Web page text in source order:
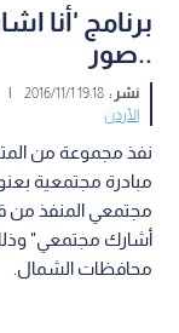
برنامج 'أنا
..صور
نشر :19:18 2016/11/1
|
الأردن
نفذ مجموعة من
مبادرة مجتمعية
مجتمعي المنفذ من
أشارك مجتمعي"
محافظات الشمال.